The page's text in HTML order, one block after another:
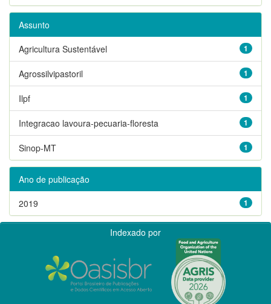
Assunto
1
Agricultura Sustentável
1
Agrossilvipastoril
1
Ilpf
1
Integracao lavoura-pecuaria-floresta
1
Sinop-MT
Ano de publicação
1
2019
Indexado por